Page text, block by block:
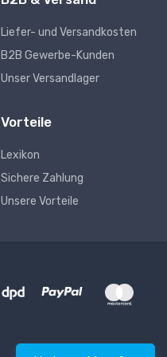
Liefer- und Versandkosten
B2B Gewerbe-Kunden
Unser Versandlager
Vorteile
Lexikon
Sichere Zahlung
Unsere Vorteile